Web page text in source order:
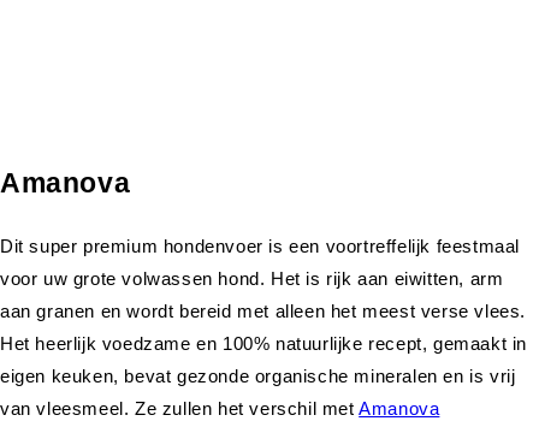
Amanova
Dit super premium hondenvoer is een voortreffelijk feestmaal
voor uw grote volwassen hond. Het is rijk aan eiwitten, arm
aan granen en wordt bereid met alleen het meest verse vlees.
Het heerlijk voedzame en 100% natuurlijke recept, gemaakt in
eigen keuken, bevat gezonde organische mineralen en is vrij
van vleesmeel. Ze zullen het verschil metAmanova